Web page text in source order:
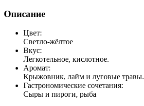
Описание
Цвет:
Светло-жёлтое
Вкус:
Легкотельное, кислотное.
Аромат:
Крыжовник, лайм и луговые травы.
Гастрономические сочетания:
Сыры и пироги, рыба